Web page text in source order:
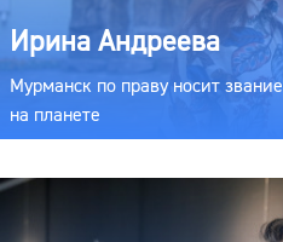
Ирина Андреева
Мурманск по праву носит
на планете